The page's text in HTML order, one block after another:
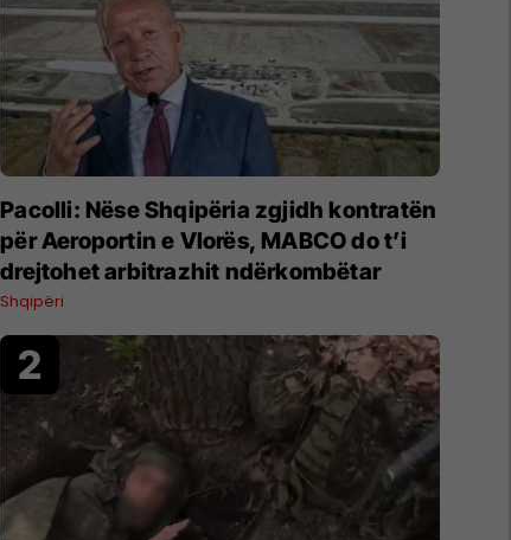
Pacolli: Nëse Shqipëria zgjidh kontratën
për Aeroportin e Vlorës, MABCO do t’i
drejtohet arbitrazhit ndërkombëtar
Shqipëri